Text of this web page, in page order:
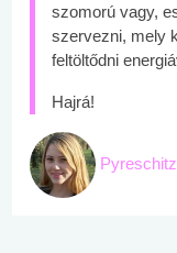
szomorú vagy,
szervezni, mely
feltöltődni
Hajrá!